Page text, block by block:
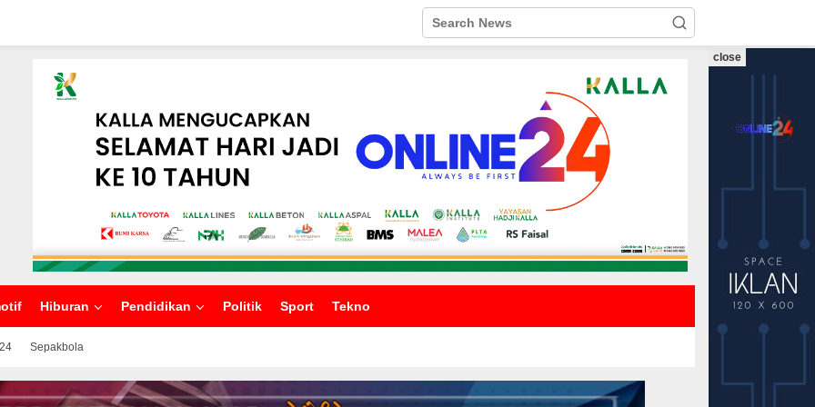
Hiburan Pendidikan Politik Sport Tekno
Sepakbola
close